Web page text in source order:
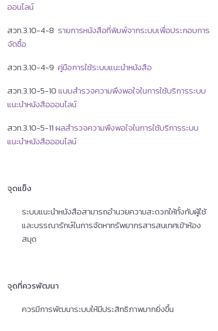
ออนไลน์
สวท.3.10-4-8 รายการหนังสือที่พิมพ์จากระบบเพื่อประกอบการ
จัดซื้อ
สวท.3.10-4-9 คู่มือการใช้ระบบแนะนำหนังสือ
สวท.3.10-5-10แบบสำรวจความพึงพอใจในการใช้บริการระบบ
แนะนำหนังสือออนไลน์
สวท.3.10-5-11ผลสำรวจความพึงพอใจในการใช้บริการระบบ
แนะนำหนังสือออนไลน์
จุดแข็ง
ระบบแนะนำหนังสือสามารถอำนวยความสะดวกให้ทั้งกับผู้ใช้
และบรรณารักษ์ในการจัดหาทรัพยากรสารสนเทศเข้าห้อง
สมุด
จุดที่ควรพัฒนา
ควรมีการพัฒนาระบบให้มีประสิทธิภาพมากยิ่งขึ้น